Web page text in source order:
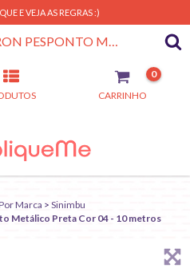
E VEJA AS REGRAS :)
FITA SINIMBU CHEVRON PESPONTO METÁLICO PRETA COR 04 - 10 METROS
CARRINHO
0
Marca > Sinimbu
Metálico Preta Cor 04 - 10 metros